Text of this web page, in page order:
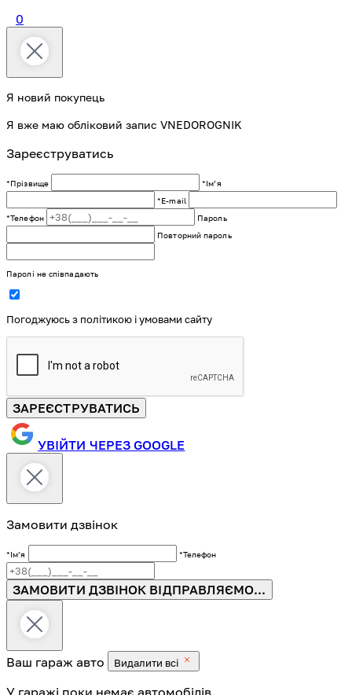
0
Я новий покупець
Я вже маю обліковий запис VNEDOROGNIK
Зареєструватись
*Прізвище
*Імʼя
*E-mail
*Телефон
Пароль
Повторний пароль
Паролі не співпадають
Погоджуюсь з політикою і умовами сайту
ЗАРЕЄСТРУВАТИСЬ
УВІЙТИ ЧЕРЕЗ GOOGLE
Замовити дзвінок
*Імʼя *Телефон
ЗАМОВИТИ ДЗВІНОК ВІДПРАВЛЯЄМО...
Ваш гараж авто Видалити всі
У гаражі поки немає автомобілів